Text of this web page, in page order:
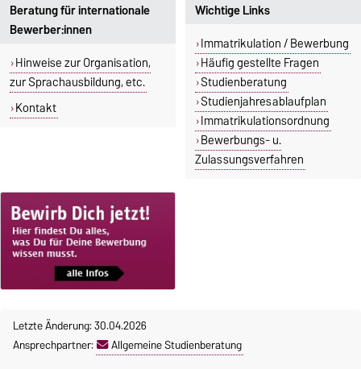
Wichtige Links
Immatrikulation / Bewerbung
Häufig gestellte Fragen
Studienberatung
Studienjahresablaufplan
Immatrikulationsordnung
Bewerbungs- u.
Zulassungsverfahren
Beratung für internationale
Bewerber:innen
Hinweise zur Organisation,
zur Sprachausbildung, etc.
Kontakt
Letzte Änderung: 30.04.2026
Ansprechpartner:
Allgemeine Studienberatung